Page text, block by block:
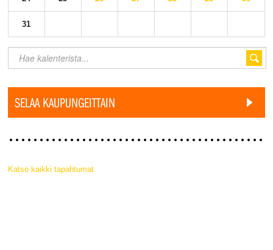
31
SELAA KAUPUNGEITTAIN
Katso kaikki tapahtumat